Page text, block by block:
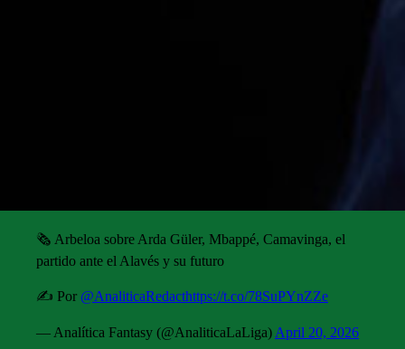
🗞️ Arbeloa sobre Arda Güler, Mbappé, Camavinga, el
partido ante el Alavés y su futuro
✍️ Por @AnaliticaRedacthttps://t.co/78SuPYnZZe
— Analítica Fantasy (@AnaliticaLaLiga)April 20, 2026